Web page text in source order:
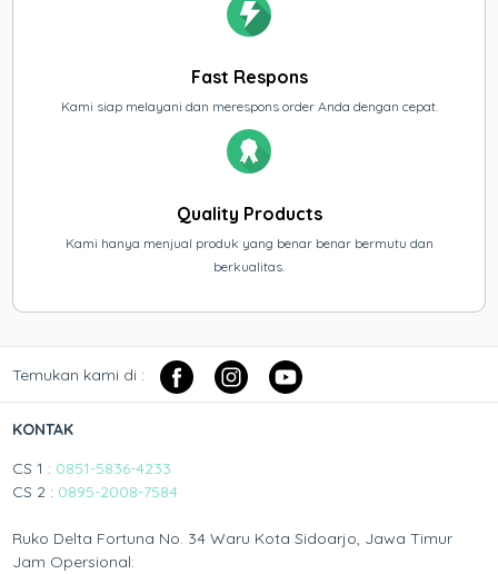
Fast Respons
Kami siap melayani dan merespons order Anda dengan cepat.
Quality Products
Kami hanya menjual produk yang benar benar bermutu dan
berkualitas.
Temukan kami di :
KONTAK
CS 1 : 0851-5836-4233
CS 2 : 0895-2008-7584
Ruko Delta Fortuna No. 34 Waru Kota Sidoarjo, Jawa Timur
Jam Opersional: